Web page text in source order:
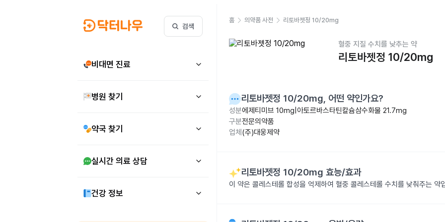
검색
비대면 진료
병원 찾기
약국 찾기
실시간 의료 상담
건강 정보
홈 의약품 사전 리토바젯정 10/20mg
혈중 지질 수치를 낮추는 약
리토바젯정 10/20mg
리토바젯정 10/20mg, 어떤 약인가요?
성분에제티미브 10mg|아토르바스타틴칼슘삼수화물 21.7mg
구분전문의약품
업체 (주)대웅제약
리토바젯정 10/20mg 효능/효과
이 약은 콜레스테롤 합성을 억제하여 혈중 콜레스테롤 수치를 낮춰주는 약